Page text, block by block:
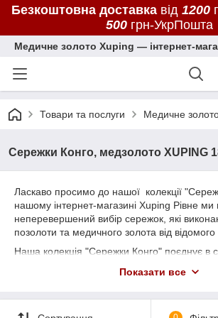
Безкоштовна доставка від 1200
500грн-УкрПошта
Медичне золото Xuping — інтернет-
Товари та послуги Медичне
Сережки Конго, медзолото XUPING
Ласкаво просимо до нашої колекції
нашому інтернет-магазині Xuping Рівне
неперевершений вибір сережок, які
позолоти та медичного золота від
Наша колекція "Сережки Конго" поєднує в
ретельно виготовляється з використанням
Показати все